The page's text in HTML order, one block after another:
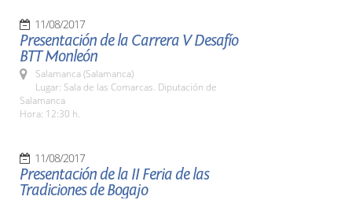
11/08/2017
Presentación de la Carrera V Desafío
BTT Monleón
Salamanca (Salamanca)
Lugar: Sala de las Comarcas. Diputación de
Salamanca
Hora: 12:30 h.
11/08/2017
Presentación de la II Feria de las
Tradiciones de Bogajo